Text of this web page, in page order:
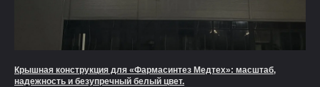
Крышная конструкция для «Фармасинтез Медтех»: масштаб,
надежность и безупречный белый цвет.